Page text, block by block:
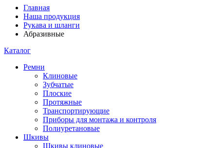
Главная
Наша продукция
Рукава и шланги
Абразивные
Каталог
Ремни
Клиновые
Зубчатые
Плоские
Протяжные
Транспортирующие
Приборы для монтажа и контроля
Полиуретановые
Шкивы
Шкивы клиновые